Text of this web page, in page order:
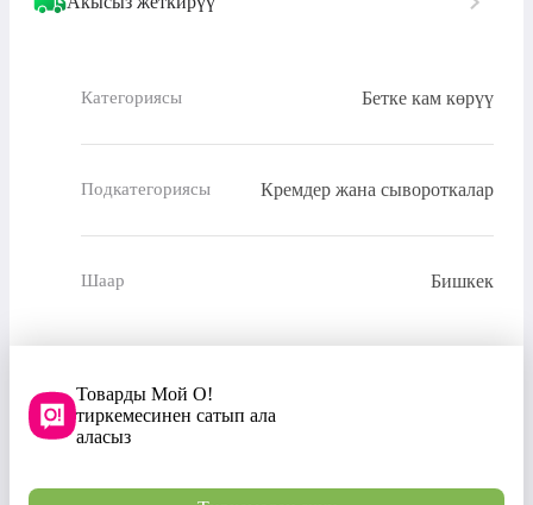
Категориясы Бетке кам көрүү
Подкатегориясы Кремдер жана сывороткалар
Шаар Бишкек
Товарды Мой О!
тиркемесинен сатып ала
аласыз